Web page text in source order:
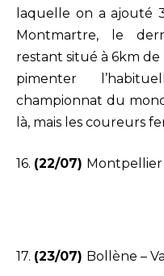
laquelle on a ajouté
Montmartre, le
restant situé à 6km
pimenter
championnat du
là, mais les coureurs
16. (22/07)
17. (23/07) Bollène –